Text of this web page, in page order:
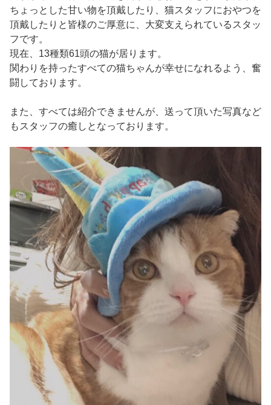
ちょっとした甘い物を頂戴したり、猫スタッフにおやつを
頂戴したりと皆様のご厚意に、大変支えられているスタッ
フです。
現在、13種類61頭の猫が居ります。
関わりを持ったすべての猫ちゃんが幸せになれるよう、奮
闘しております。
また、すべては紹介できませんが、送って頂いた写真など
もスタッフの癒しとなっております。